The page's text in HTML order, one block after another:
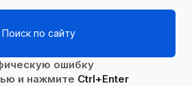
Поиск по сайту
ошибку
и нажмите Ctrl+Enter